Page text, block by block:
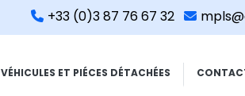
+33 (0)3 87 76 67 32
VÉHICULES ET PIÉCES DÉTACHÉES